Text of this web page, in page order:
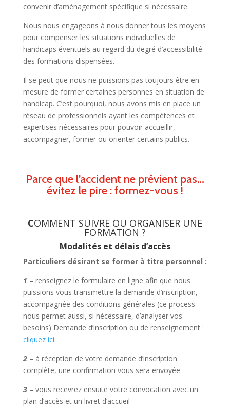
convenir d’aménagement spécifique si nécessaire.
Nous nous engageons à nous donner tous les moyens
pour compenser les situations individuelles de
handicaps éventuels au regard du degré d’accessibilité
des formations dispensées.
Il se peut que nous ne puissions pas toujours être en
mesure de former certaines personnes en situation de
handicap. C’est pourquoi, nous avons mis en place un
réseau de professionnels ayant les compétences et
expertises nécessaires pour pouvoir accueillir,
accompagner, former ou orienter certains publics.
Parce que l’accident ne prévient pas…
évitez le pire : formez-vous !
COMMENT SUIVRE OU ORGANISER UNE
FORMATION ?
Modalités et délais d’accès
Particuliers désirant se former à titre personnel :
1 – renseignez le formulaire en ligne afin que nous
puissions vous transmettre la demande d’inscription,
accompagnée des conditions générales (ce process
nous permet aussi, si nécessaire, d’analyser vos
besoins) Demande d’inscription ou de renseignement :
cliquez ici
2– à réception de votre demande d’inscription
complète, une confirmation vous sera envoyée
3– vous recevrez ensuite votre convocation avec un
plan d’accès et un livret d’accueil